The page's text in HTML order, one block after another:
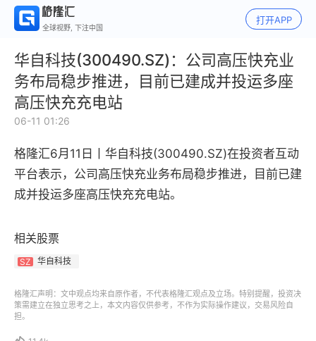
全球视野, 下注中国
打开APP
华自科技(300490.SZ)：公司高压快充业
务布局稳步推进，目前已建成并投运多座
高压快充充电站
06-11 01:26
格隆汇6月11日丨 华自科技(300490.SZ)在投资者互动
平台表示，公司高压快充业务布局稳步推进，目前已建
成并投运多座高压快充充电站。
相关股票
SZ 华自科技
格隆汇声明：文中观点均来自原作者，不代表格隆汇观点及立场。特别提醒，投资决
策需建立在独立思考之上，本文内容仅供参考，不作为实际操作建议，交易风险自
担。